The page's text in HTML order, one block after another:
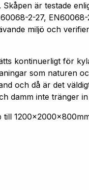
är testade
2-27,
miljö och
kontinuerligt för
som naturen
och då är det
damm inte tränger in